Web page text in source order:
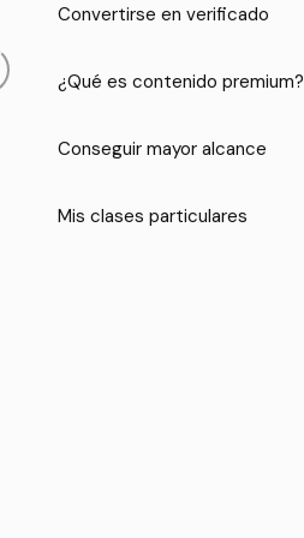
Convertirse en verificado
¿Qué es contenido premium?
Conseguir mayor alcance
Mis clases particulares